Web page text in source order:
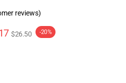
reviews)
$26.50 -20%